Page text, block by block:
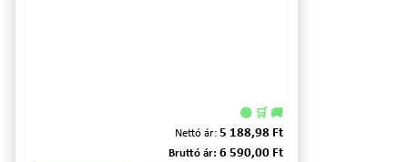
🟢 🛒 🚚
Nettó ár: 5 188,98 Ft
Bruttó ár: 6 590,00 Ft